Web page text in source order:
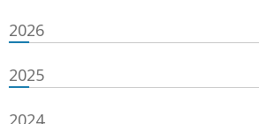
2026
2025
2024